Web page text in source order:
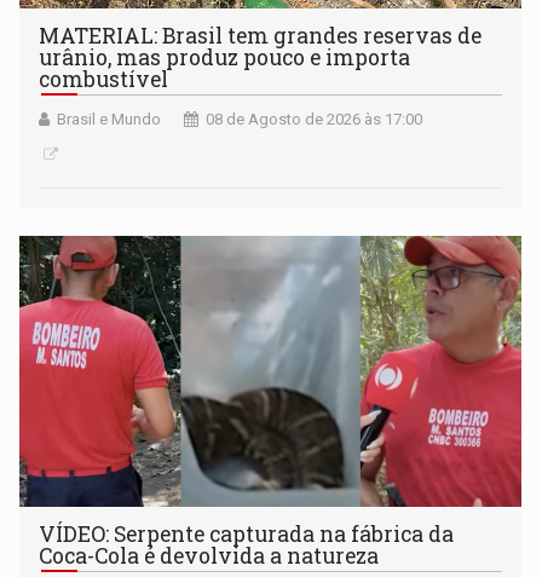
MATERIAL: Brasil tem grandes reservas de
urânio, mas produz pouco e importa
combustível
Brasil e Mundo 08 de Agosto de 2026 às 17:00
VÍDEO: Serpente capturada na fábrica da
Coca-Cola é devolvida a natureza